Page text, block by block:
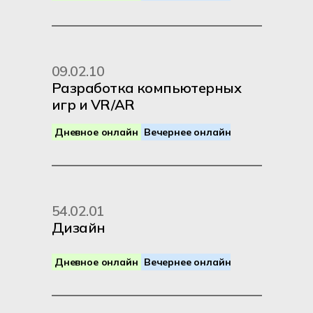
Внедрение ИИ
Интеграции
Аналитика
Базы данных
Геймдев с ИИ
Motion
AR/VR
Дневное онлайн Вечернее онлайн
09.02.10
Разработка компьютерных
игр и VR/AR
Дневное онлайн Вечернее онлайн
54.02.01
Дизайн
С дипломом
колледжа
вы cможете
Поступить в ВУЗ
Без ЕГЭ по внутренним
экзаменам
обучения с перезачетом части